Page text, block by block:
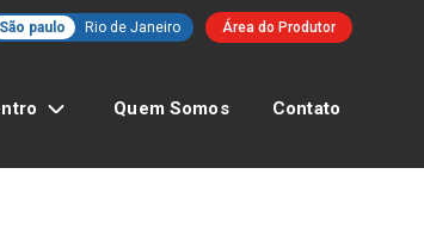
São paulo Rio de Janeiro Área do Produtor
Quem Somos Contato